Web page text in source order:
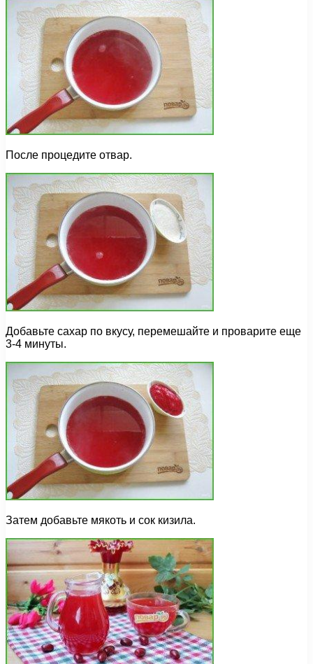
После процедите отвар.
Добавьте сахар по вкусу, перемешайте и проварите еще
3-4 минуты.
Затем добавьте мякоть и сок кизила.